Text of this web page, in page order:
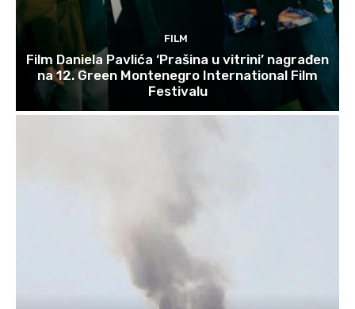
FILM
Film Daniela Pavlića ‘Prašina u vitrini’ nagrađen
na 12. Green Montenegro International Film
Festivalu